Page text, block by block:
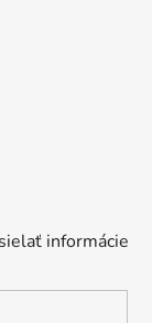
informácie